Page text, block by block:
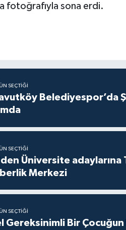
fotoğrafıyla sona erdi.
SEÇTIĞI
Belediyespor’da
SEÇTIĞI
Üniversite adaylarına
Merkezi
SEÇTIĞI
Gereksinimli Bir